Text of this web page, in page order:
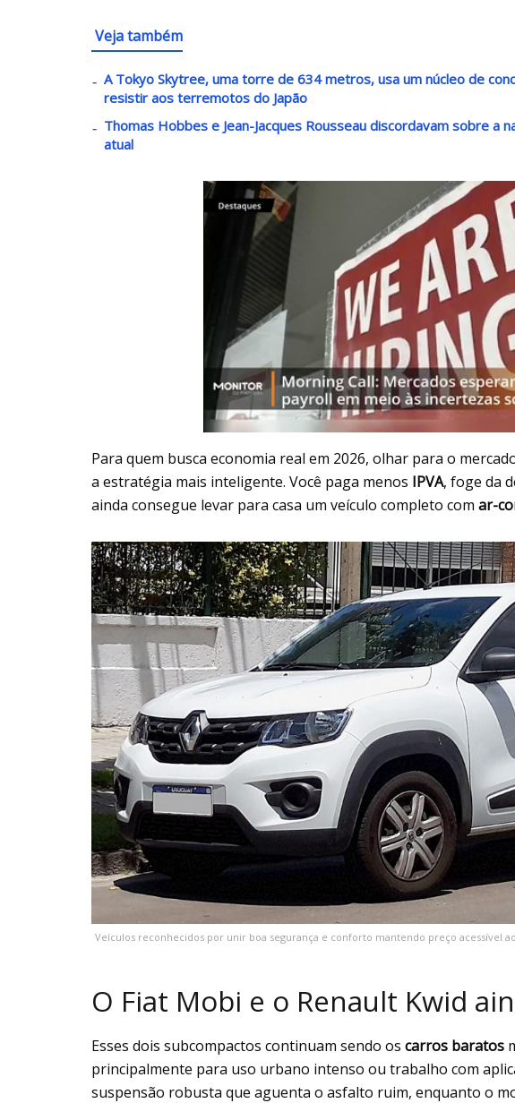
Veja também
A Tokyo Skytree, uma torre de 634 metros, usa um núcleo de
resistir aos terremotos do Japão
Thomas Hobbes e Jean-Jacques Rousseau discordavam sobre a
atual
Para quem busca economia real em 2026, olhar para o
a estratégia mais inteligente. Você paga menos IPVA, foge da
ainda consegue levar para casa um veículo completo com ar-
Veículos reconhecidos por unir boa segurança e conforto mantendo preço acessível
O Fiat Mobi e o Renault Kwid
Esses dois subcompactos continuam sendo os carros baratos
principalmente para uso urbano intenso ou trabalho com
suspensão robusta que aguenta o asfalto ruim, enquanto o